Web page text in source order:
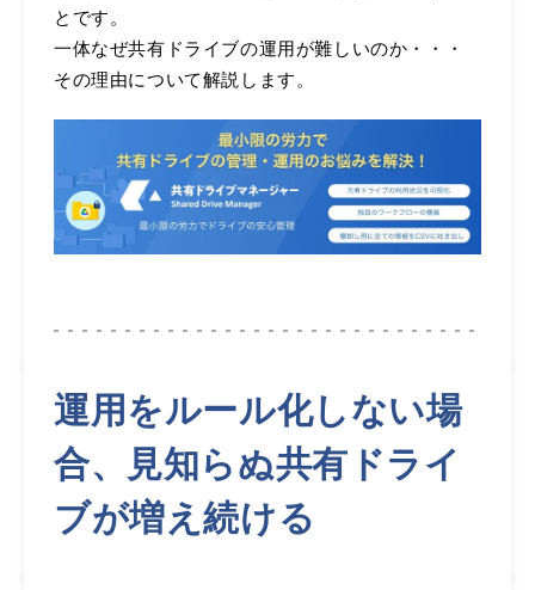
とです。
一体なぜ共有ドライブの運用が難しいのか・・・
その理由について解説します。
運用をルール化しない場
合、見知らぬ共有ドライ
ブが増え続ける